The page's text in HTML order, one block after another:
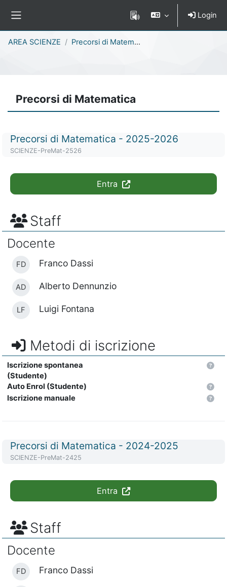
Login
AREA SCIENZE Precorsi di Matematica
Precorsi di Matematica
Titolo del corso
Precorsi di Matematica - 2025-2026
Codice identificativo del corso
SCIENZE-PreMat-2526
Entra
Staff
Docente
FD Franco Dassi
AD Alberto Dennunzio
LF Luigi Fontana
Metodi di iscrizione
Iscrizione spontanea
(Studente)
Auto Enrol (Studente)
Iscrizione manuale
Titolo del corso
Precorsi di Matematica - 2024-2025
Codice identificativo del corso
SCIENZE-PreMat-2425
Entra
Staff
Docente
FD Franco Dassi